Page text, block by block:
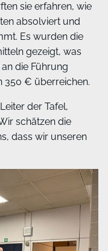
sie erfahren, wie
absolviert und
Es wurden die
gezeigt, was
die Führung
350 € überreichen.
der Tafel,
schätzen die
dass wir unseren